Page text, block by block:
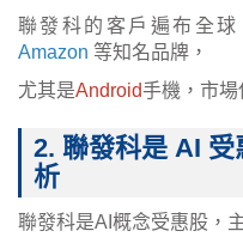
聯發科的客戶遍布全
Amazon 等知名品牌，
尤其是Android手機 ， 市場
2. 聯發科是 AI
析
聯發科是AI概念受惠股，